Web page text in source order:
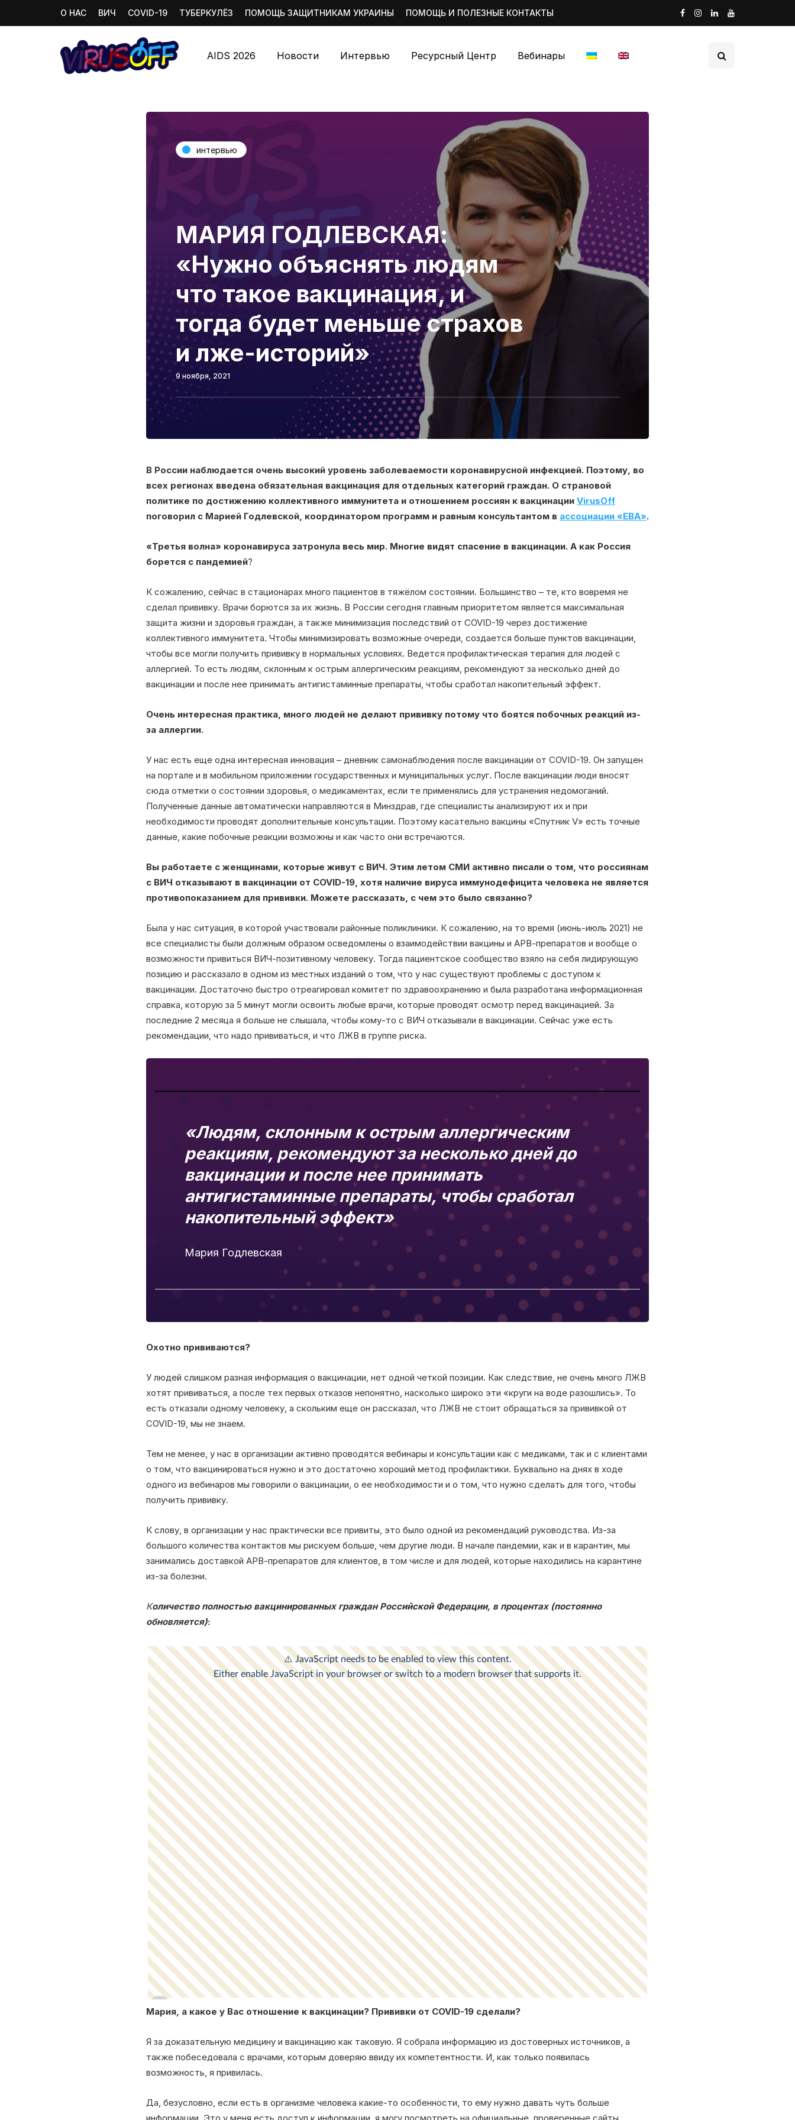
О НАС ВИЧ COVID-19 ТУБЕРКУЛЁЗ ПОМОЩЬ ЗАЩИТНИКАМ УКРАИНЫ ПОМОЩЬ И ПОЛЕЗНЫЕ КОНТАКТЫ
AIDS 2026 Новости Интервью Ресурсный Центр Вебинары
интервью
МАРИЯ ГОДЛЕВСКАЯ:
«Нужно объяснять людям
что такое вакцинация, и
тогда будет меньше страхов
и лже-историй»
9 ноября, 2021
В России наблюдается очень высокий уровень заболеваемости коронавирусной инфекцией. Поэтому, во
всех регионах введена обязательная вакцинация для отдельных категорий граждан. О страновой
политике по достижению коллективного иммунитета и отношением россиян к вакцинации VirusOff
поговорил с Марией Годлевской, координатором программ и равным консультантом в ассоциации «ЕВА».
«Третья волна» коронавируса затронула весь мир. Многие видят спасение в вакцинации. А как Россия
борется с пандемией?
К сожалению, сейчас в стационарах много пациентов в тяжёлом состоянии. Большинство – те, кто вовремя не
сделал прививку. Врачи борются за их жизнь. В России сегодня главным приоритетом является максимальная
защита жизни и здоровья граждан, а также минимизация последствий от COVID-19 через достижение
коллективного иммунитета. Чтобы минимизировать возможные очереди, создается больше пунктов вакцинации,
чтобы все могли получить прививку в нормальных условиях. Ведется профилактическая терапия для людей с
аллергией. То есть людям, склонным к острым аллергическим реакциям, рекомендуют за несколько дней до
вакцинации и после нее принимать антигистаминные препараты, чтобы сработал накопительный эффект.
Очень интересная практика, много людей не делают прививку потому что боятся побочных реакций из-
за аллергии.
У нас есть еще одна интересная инновация – дневник самонаблюдения после вакцинации от COVID-19. Он запущен
на портале и в мобильном приложении государственных и муниципальных услуг. После вакцинации люди вносят
сюда отметки о состоянии здоровья, о медикаментах, если те применялись для устранения недомоганий.
Полученные данные автоматически направляются в Минздрав, где специалисты анализируют их и при
необходимости проводят дополнительные консультации. Поэтому касательно вакцины «Спутник V» есть точные
данные, какие побочные реакции возможны и как часто они встречаются.
Вы работаете с женщинами, которые живут с ВИЧ. Этим летом СМИ активно писали о том, что россиянам
с ВИЧ отказывают в вакцинации от COVID-19, хотя наличие вируса иммунодефицита человека не является
противопоказанием для прививки. Можете рассказать, с чем это было связанно?
Была у нас ситуация, в которой участвовали районные поликлиники. К сожалению, на то время (июнь-июль 2021) не
все специалисты были должным образом осведомлены о взаимодействии вакцины и АРВ-препаратов и вообще о
возможности привиться ВИЧ-позитивному человеку. Тогда пациентское сообщество взяло на себя лидирующую
позицию и рассказало в одном из местных изданий о том, что у нас существуют проблемы с доступом к
вакцинации. Достаточно быстро отреагировал комитет по здравоохранению и была разработана информационная
справка, которую за 5 минут могли освоить любые врачи, которые проводят осмотр перед вакцинацией. За
последние 2 месяца я больше не слышала, чтобы кому-то с ВИЧ отказывали в вакцинации. Сейчас уже есть
рекомендации, что надо прививаться, и что ЛЖВ в группе риска.
«Людям, склонным к острым аллергическим
реакциям, рекомендуют за несколько дней до
вакцинации и после нее принимать
антигистаминные препараты, чтобы сработал
накопительный эффект»
Мария Годлевская
Охотно прививаются?
У людей слишком разная информация о вакцинации, нет одной четкой позиции. Как следствие, не очень много ЛЖВ
хотят прививаться, а после тех первых отказов непонятно, насколько широко эти «круги на воде разошлись». То
есть отказали одному человеку, а скольким еще он рассказал, что ЛЖВ не стоит обращаться за прививкой от
COVID-19, мы не знаем.
Тем не менее, у нас в организации активно проводятся вебинары и консультации как с медиками, так и с клиентами
о том, что вакцинироваться нужно и это достаточно хороший метод профилактики. Буквально на днях в ходе
одного из вебинаров мы говорили о вакцинации, о ее необходимости и о том, что нужно сделать для того, чтобы
получить прививку.
К слову, в организации у нас практически все привиты, это было одной из рекомендаций руководства. Из-за
большого количества контактов мы рискуем больше, чем другие люди. В начале пандемии, как и в карантин, мы
занимались доставкой АРВ-препаратов для клиентов, в том числе и для людей, которые находились на карантине
из-за болезни.
Количество полностью вакцинированных граждан Российской Федерации, в процентах (постоянно
обновляется):
Мария, а какое у Вас отношение к вакцинации? Прививки от COVID-19 сделали?
Я за доказательную медицину и вакцинацию как таковую. Я собрала информацию из достоверных источников, а
также побеседовала с врачами, которым доверяю ввиду их компетентности. И, как только появилась
возможность, я привилась.
Да, безусловно, если есть в организме человека какие-то особенности, то ему нужно давать чуть больше